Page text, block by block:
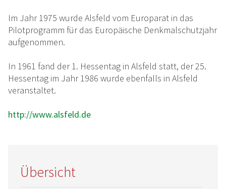
Im Jahr 1975 wurde Alsfeld vom Europarat in das
Pilotprogramm für das Europäische Denkmalschutzjahr
aufgenommen.
In 1961 fand der 1. Hessentag in Alsfeld statt, der 25.
Hessentag im Jahr 1986 wurde ebenfalls in Alsfeld
veranstaltet.
http://www.alsfeld.de
Übersicht